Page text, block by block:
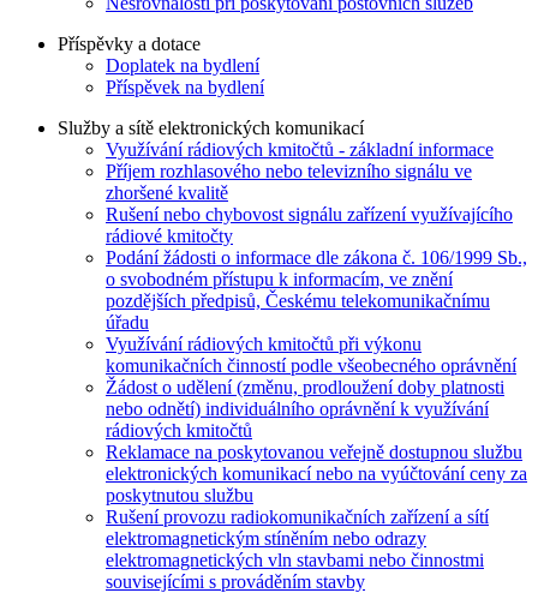
Příspěvky a dotace
Doplatek na bydlení
Příspěvek na bydlení
Služby a sítě elektronických komunikací
Využívání rádiových kmitočtů - základní informace
Příjem rozhlasového nebo televizního signálu ve
zhoršené kvalitě
Rušení nebo chybovost signálu zařízení využívajícího
rádiové kmitočty
Podání žádosti o informace dle zákona č. 106/1999 Sb.,
o svobodném přístupu k informacím, ve znění
pozdějších předpisů, Českému telekomunikačnímu
úřadu
Využívání rádiových kmitočtů při výkonu
komunikačních činností podle všeobecného oprávnění
Žádost o udělení (změnu, prodloužení doby platnosti
nebo odnětí) individuálního oprávnění k využívání
rádiových kmitočtů
Reklamace na poskytovanou veřejně dostupnou službu
elektronických komunikací nebo na vyúčtování ceny za
poskytnutou službu
Rušení provozu radiokomunikačních zařízení a sítí
elektromagnetickým stíněním nebo odrazy
elektromagnetických vln stavbami nebo činnostmi
souvisejícími s prováděním stavby